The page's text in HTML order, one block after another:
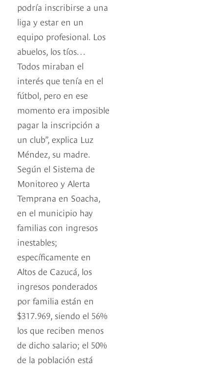
podría inscribirse a una
liga y estar en un
equipo profesional. Los
abuelos, los tíos…
Todos miraban el
interés que tenía en el
fútbol, pero en ese
momento era imposible
pagar la inscripción a
un club”, explica Luz
Méndez, su madre.
Según el Sistema de
Monitoreo y Alerta
Temprana en Soacha,
en el municipio hay
familias con ingresos
inestables;
específicamente en
Altos de Cazucá, los
ingresos ponderados
por familia están en
$317.969, siendo el 56%
los que reciben menos
de dicho salario; el 50%
de la población está